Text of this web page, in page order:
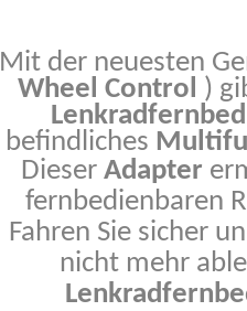
Mit der neuesten
Wheel Control )
befindliches
Dieser Adapter
fernbedienbaren
Fahren Sie sicher
nicht mehr